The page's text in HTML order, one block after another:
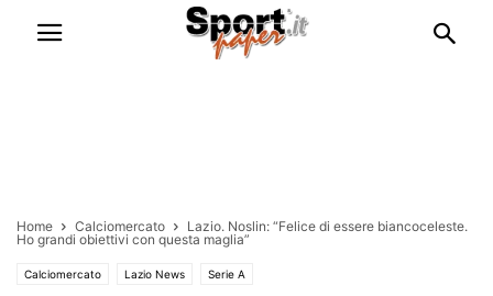
Home Calciomercato
Lazio. Noslin: “Felice di essere biancoceleste.
Ho grandi obiettivi con questa maglia”
Calciomercato Lazio News Serie A